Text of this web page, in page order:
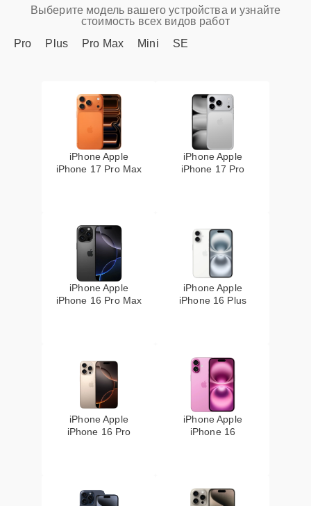
Выберите модель вашего устройства и узнайте
стоимость всех видов работ
Pro
Plus Pro Max Mini SE
iPhone Apple
iPhone 17 Pro Max
iPhone Apple
iPhone 17 Pro
iPhone Apple
iPhone 16 Pro Max
iPhone Apple
iPhone 16 Plus
iPhone Apple
iPhone 16 Pro
iPhone Apple
iPhone 16